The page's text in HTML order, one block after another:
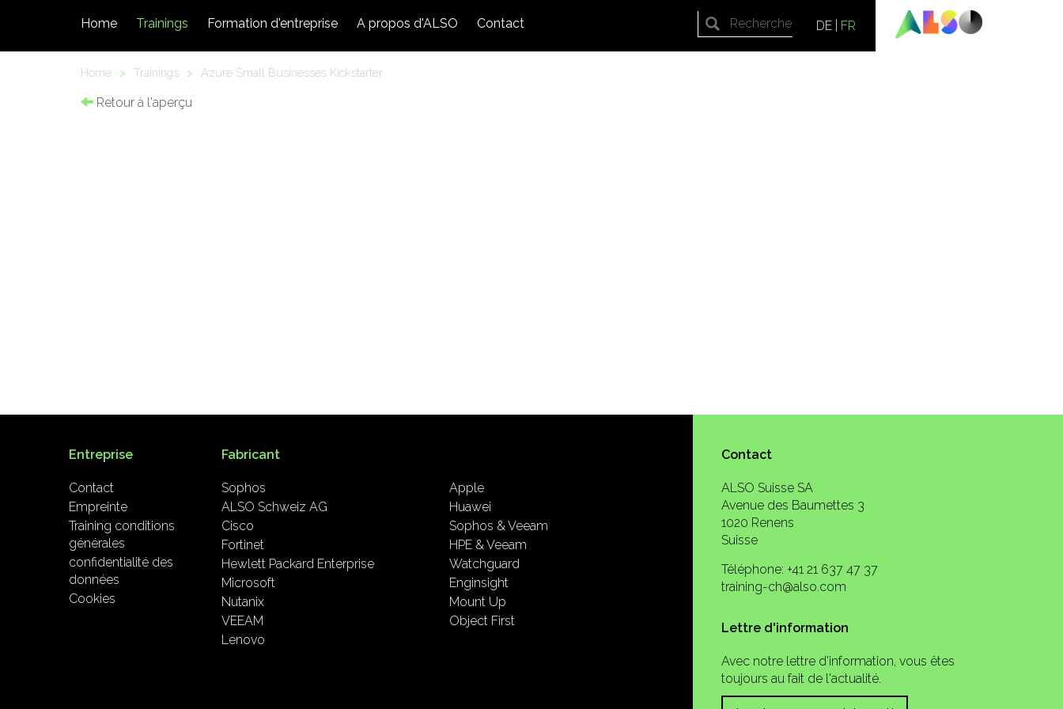
DE FR
Home Trainings Formation d'entreprise A propos d'ALSO Contact
Home > Trainings > Azure Small Businesses Kickstarter
Retour à l'aperçu
Contact
ALSO Suisse SA
Avenue des Baumettes 3
1020 Renens
Suisse
Téléphone: +41 21 637 47 37
training-ch@also.com
Lettre d'information
Avec notre lettre d'information, vous êtes
toujours au fait de l'actualité.
Entreprise
Contact
Empreinte
Training conditions
générales
confidentialité des
données
Cookies
Fabricant
Sophos
ALSO Schweiz AG
Cisco
Fortinet
Hewlett Packard Enterprise
Microsoft
Nutanix
VEEAM
Lenovo
Apple
Huawei
Sophos & Veeam
HPE & Veeam
Watchguard
Enginsight
Mount Up
Object First